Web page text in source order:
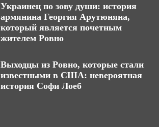
Украинец по зову души: история
армянина Георгия Арутюняна,
который является почетным
жителем Ровно
Выходцы из Ровно, которые стали
известными в США: невероятная
история Софи Лоеб